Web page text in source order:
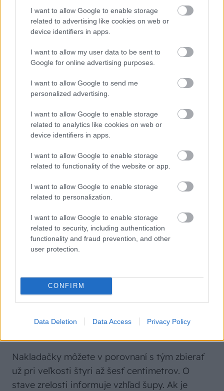
I want to allow Google to enable storage
related to advertising like cookies on web or
device identifiers in apps.
I want to allow my user data to be sent to
Google for online advertising purposes.
I want to allow Google to send me
personalized advertising.
I want to allow Google to enable storage
related to analytics like cookies on web or
device identifiers in apps.
I want to allow Google to enable storage
related to functionality of the website or app.
I want to allow Google to enable storage
related to personalization.
I want to allow Google to enable storage
related to security, including authentication
functionality and fraud prevention, and other
user protection.
CONFIRM
Data Deletion Data Access Privacy Policy
Zdroj: Michael Müller-Münker
Nakladačky môžete v porovnaní s tým zbierať
už pri veľkosti štyri až šesť centimetrov. O
stave zrelosti informuje vzhľad šupy. Ak je